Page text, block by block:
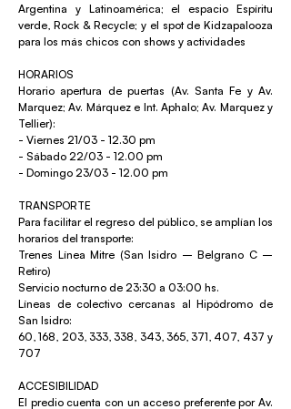
Argentina y Latinoamérica; el espacio Espíritu
verde, Rock & Recycle; y el spot de Kidzapalooza
para los más chicos con shows y actividades
HORARIOS
Horario apertura de puertas (Av. Santa Fe y Av.
Marquez; Av. Márquez e Int. Aphalo; Av. Marquez y
Tellier):
- Viernes 21/03 - 12.30 pm
- Sábado 22/03 - 12.00 pm
- Domingo 23/03 - 12.00 pm
TRANSPORTE
Para facilitar el regreso del público, se amplían los
horarios del transporte:
Trenes Línea Mitre (San Isidro – Belgrano C –
Retiro)
Servicio nocturno de 23:30 a 03:00 hs.
Líneas de colectivo cercanas al Hipódromo de
San Isidro:
60, 168, 203, 333, 338, 343, 365, 371, 407, 437 y
707
ACCESIBILIDAD
El predio cuenta con un acceso preferente por Av.